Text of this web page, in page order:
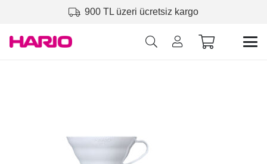
900 TL üzeri ücretsiz kargo